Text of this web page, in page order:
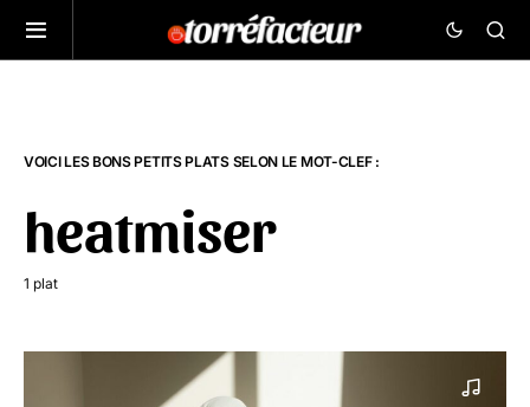
VOICI LES BONS PETITS PLATS SELON LE MOT-CLEF :
heatmiser
1 plat